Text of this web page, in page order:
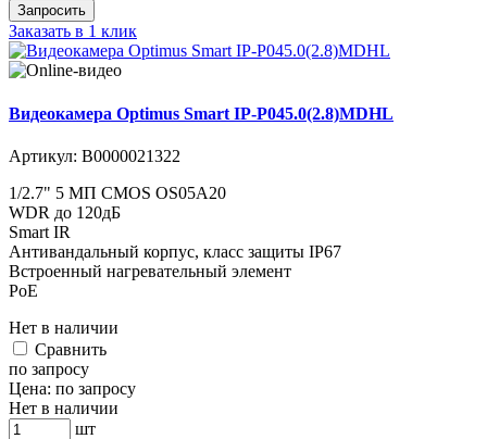
Запросить
Заказать в 1 клик
Видеокамера Optimus Smart IP-P045.0(2.8)MDHL
Артикул: В0000021322
1/2.7" 5 МП CMOS OS05A20
WDR до 120дБ
Smart IR
Антивандальный корпус, класс защиты IР67
Встроенный нагревательный элемент
PoE
Нет в наличии
Cравнить
по запросу
Цена: по запросу
Нет в наличии
шт